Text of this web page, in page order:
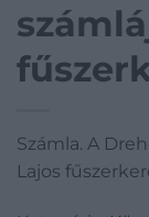
Rt
Számla. A
Lajos